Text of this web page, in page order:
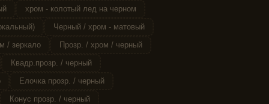
хром - колотый лед на черном
Черный / хром - матовый
/ зеркало
Прозр. / хром / черный
Квадр.прозр. / черный
Елочка прозр. / черный
Конус прозр. / черный